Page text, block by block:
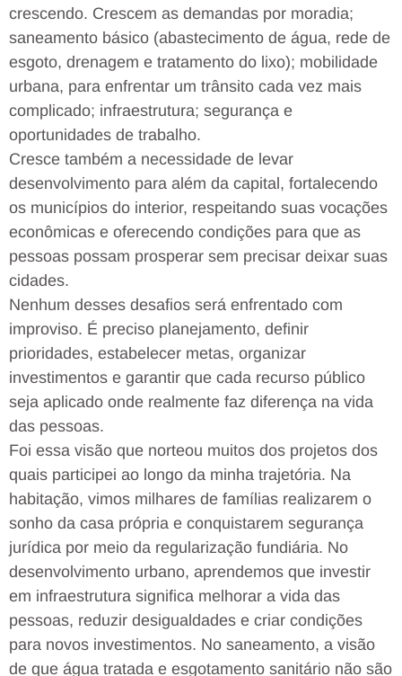
crescendo. Crescem as demandas por moradia;
saneamento básico (abastecimento de água, rede de
esgoto, drenagem e tratamento do lixo); mobilidade
urbana, para enfrentar um trânsito cada vez mais
complicado; infraestrutura; segurança e
oportunidades de trabalho.
Cresce também a necessidade de levar
desenvolvimento para além da capital, fortalecendo
os municípios do interior, respeitando suas vocações
econômicas e oferecendo condições para que as
pessoas possam prosperar sem precisar deixar suas
cidades.
Nenhum desses desafios será enfrentado com
improviso. É preciso planejamento, definir
prioridades, estabelecer metas, organizar
investimentos e garantir que cada recurso público
seja aplicado onde realmente faz diferença na vida
das pessoas.
Foi essa visão que norteou muitos dos projetos dos
quais participei ao longo da minha trajetória. Na
habitação, vimos milhares de famílias realizarem o
sonho da casa própria e conquistarem segurança
jurídica por meio da regularização fundiária. No
desenvolvimento urbano, aprendemos que investir
em infraestrutura significa melhorar a vida das
pessoas, reduzir desigualdades e criar condições
para novos investimentos. No saneamento, a visão
de que água tratada e esgotamento sanitário não são